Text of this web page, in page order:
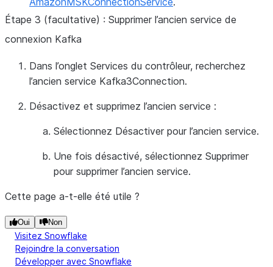
Étape 3 (facultative) : Supprimer l’ancien service de
connexion Kafka
Dans l’onglet Services du contrôleur, recherchez
l’ancien service Kafka3Connection.
Désactivez et supprimez l’ancien service :
Sélectionnez Désactiver pour l’ancien service.
Une fois désactivé, sélectionnez Supprimer
pour supprimer l’ancien service.
Cette page a-t-elle été utile ?
Oui Non
Visitez Snowflake
Rejoindre la conversation
Développer avec Snowflake